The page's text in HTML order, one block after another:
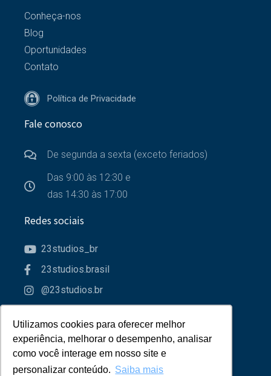
Utilizamos cookies para oferecer melhor
experiência, melhorar o desempenho, analisar
como você interage em nosso site e
personalizar conteúdo. Saiba mais
Utilizamos cookies para oferecer melhor
experiência, melhorar o desempenho, analisar
como você interage em nosso site e
personalizar conteúdo. Saiba mais
Conheça-nos
Blog
Oportunidades
Contato
Política de Privacidade
Fale conosco
De segunda a sexta (exceto feriados)
Das 9:00 às 12:30 e
das 14:30 às 17:00
Redes sociais
23studios_br
23studios.brasil
@23studios.br
Parceiros